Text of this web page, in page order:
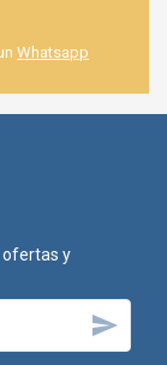
Whatsapp
y
